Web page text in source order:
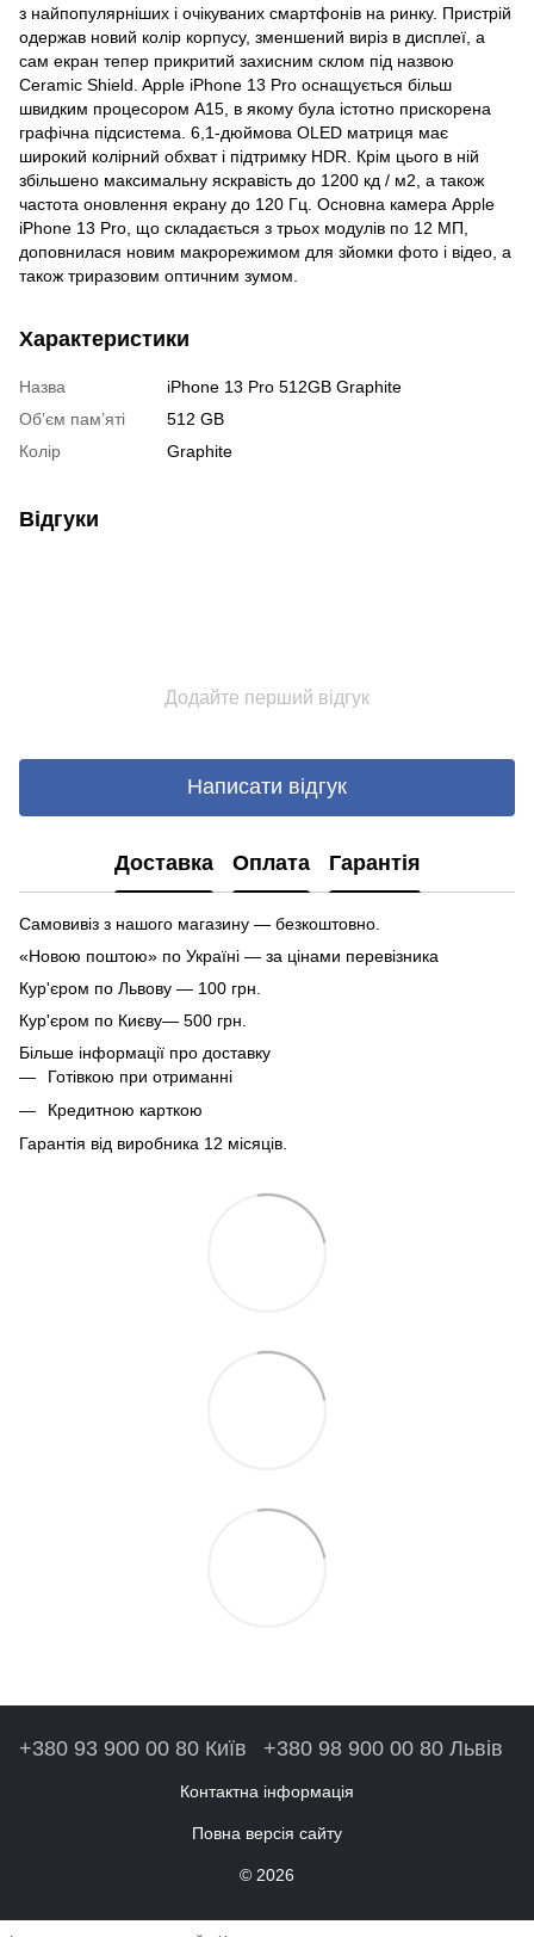
з найпопулярніших і очікуваних смартфонів на ринку. Пристрій
одержав новий колір корпусу, зменшений виріз в дисплеї, а
сам екран тепер прикритий захисним склом під назвою
Ceramic Shield. Apple iPhone 13 Pro оснащується більш
швидким процесором A15, в якому була істотно прискорена
графічна підсистема. 6,1-дюймова OLED матриця має
широкий колірний обхват і підтримку HDR. Крім цього в ній
збільшено максимальну яскравість до 1200 кд / м2, а також
частота оновлення екрану до 120 Гц. Основна камера Apple
iPhone 13 Pro, що складається з трьох модулів по 12 МП,
доповнилася новим макрорежимом для зйомки фото і відео, а
також триразовим оптичним зумом.
Характеристики
Назва
iPhone 13 Pro 512GB Graphite
Обʼєм памʼяті
512 GB
Колір
Graphite
Відгуки
Додайте перший відгук
Написати відгук
Доставка Оплата Гарантія
Самовивіз з нашого магазину — безкоштовно.
«Новою поштою» по Україні — за цінами перевізника
Кур'єром по Львову — 100 грн.
Кур'єром по Києву— 500 грн.
Більше інформації про доставку
Готівкою при отриманні
Кредитною карткою
Гарантія від виробника 12 місяців.
+380 93 900 00 80 Київ +380 98 900 00 80 Львів
Контактна інформація
Повна версія сайту
© 2026